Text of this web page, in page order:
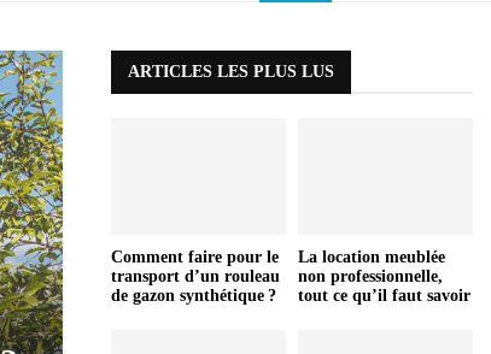
ARTICLES LES PLUS LUS
Comment faire pour le
transport d’un rouleau
de gazon synthétique ?
La location meublée
non professionnelle,
tout ce qu’il faut savoir